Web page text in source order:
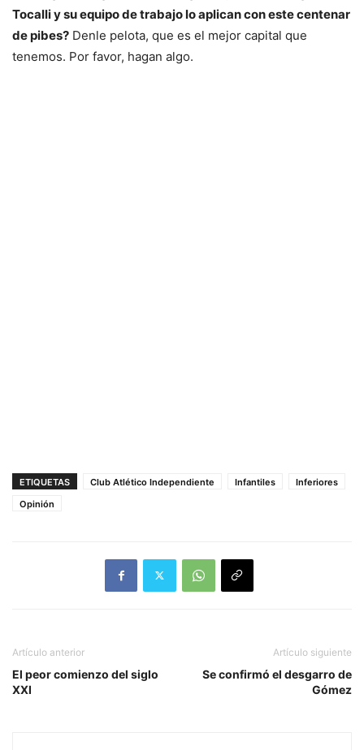
Tocalli y su equipo de trabajo lo aplican con este centenar
de pibes? Denle pelota, que es el mejor capital que
tenemos. Por favor, hagan algo.
ETIQUETAS Club Atlético Independiente Infantiles
Inferiores
Opinión
Artículo anterior
El peor comienzo del siglo
XXI
Artículo siguiente
Se confirmó el desgarro de
Gómez